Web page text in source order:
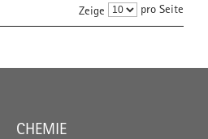
Zeige pro Seite
CHEMIE